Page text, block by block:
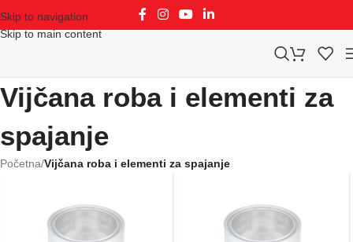
Skip to navigation
Skip to main content
Vijčana roba i elementi za
spajanje
Početna/Vijčana roba i elementi za spajanje